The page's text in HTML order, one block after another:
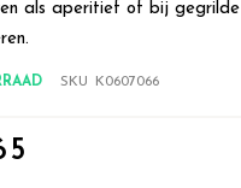
als aperitief of bij gegrilde
SKU K0607066